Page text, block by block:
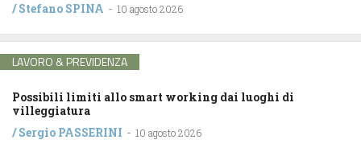
/Stefano SPINA - 10 agosto 2026
LAVORO & PREVIDENZA
Possibili limiti allo smart working dai luoghi di
villeggiatura
/Sergio PASSERINI - 10 agosto 2026